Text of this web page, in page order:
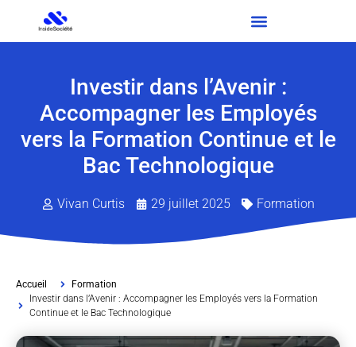
Investir dans l’Avenir :
Accompagner les Employés
vers la Formation Continue et le
Bac Technologique
Vivan Curtis 29 juillet 2025 Formation
Accueil
Formation
Investir dans l’Avenir : Accompagner les Employés vers la Formation
Continue et le Bac Technologique